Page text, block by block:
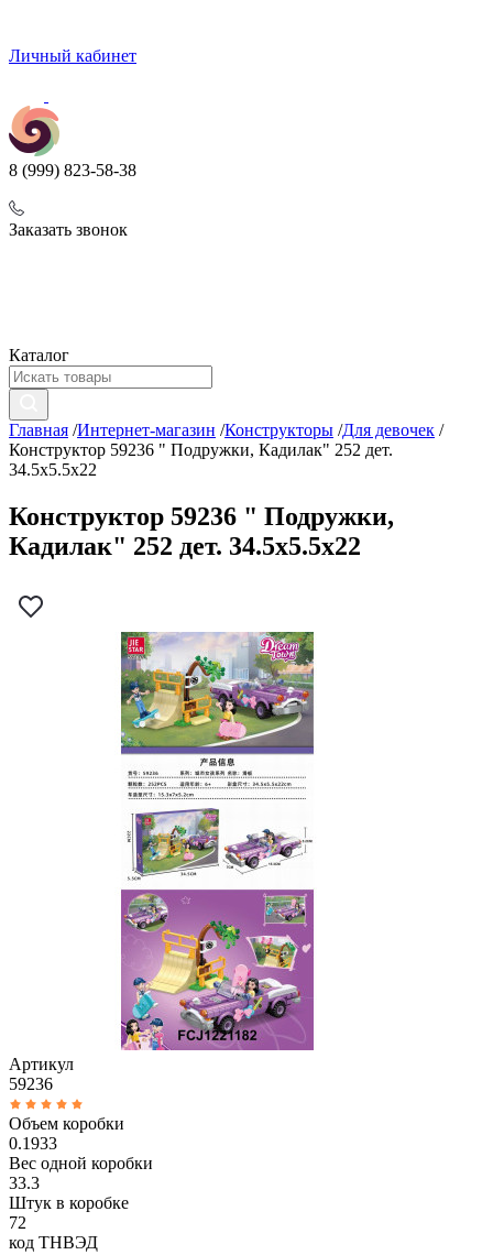
Личный кабинет
8 (999) 823-58-38
Заказать звонок
Каталог
Главная /Интернет-магазин /Конструкторы /Для девочек /
Конструктор 59236 " Подружки, Кадилак" 252 дет.
34.5х5.5х22
Конструктор 59236 " Подружки,
Кадилак" 252 дет. 34.5х5.5х22
Артикул
59236
Объем коробки
0.1933
Вес одной коробки
33.3
Штук в коробке
72
код ТНВЭД